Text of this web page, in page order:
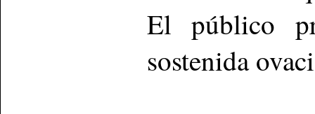
El público
sostenida